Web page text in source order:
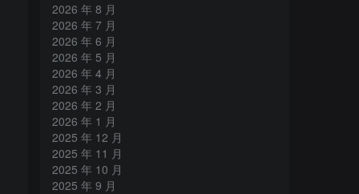
2026 年 8 月
2026 年 7 月
2026 年 6 月
2026 年 5 月
2026 年 4 月
2026 年 3 月
2026 年 2 月
2026 年 1 月
2025 年 12 月
2025 年 11 月
2025 年 10 月
2025 年 9 月